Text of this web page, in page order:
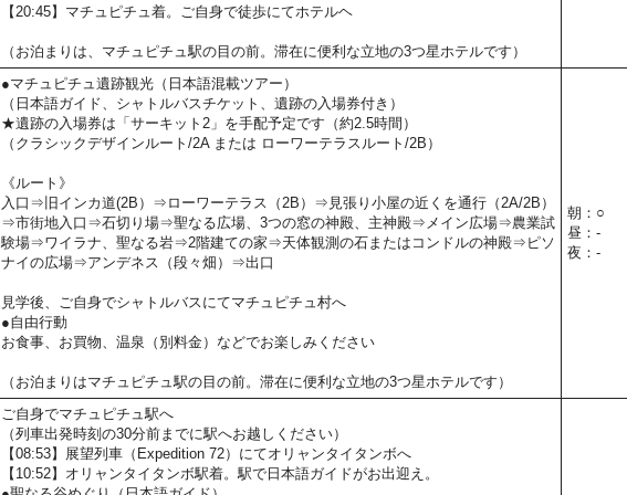
【20:45】マチュピチュ着。ご自身で徒歩にてホテルヘ
（お泊まりは、マチュピチュ駅の目の前。滞在に便利な立地の3つ星ホテルです）
●マチュピチュ遺跡観光（日本語混載ツアー）
（日本語ガイド、シャトルバスチケット、遺跡の入場券付き）
★遺跡の入場券は「サーキット2」を手配予定です（約2.5時間）
（クラシックデザインルート/2A または ローワーテラスルート/2B）
《ルート》
入口⇒旧インカ道(2B）⇒ローワーテラス（2B）⇒見張り小屋の近くを通行（2A/2B）
⇒市街地入口⇒石切り場⇒聖なる広場、3つの窓の神殿、主神殿⇒メイン広場⇒農業試
験場⇒ワイラナ、聖なる岩⇒2階建ての家⇒天体観測の石またはコンドルの神殿⇒ピソ
ナイの広場⇒アンデネス（段々畑）⇒出口
見学後、ご自身でシャトルバスにてマチュピチュ村へ
●自由行動
お食事、お買物、温泉（別料金）などでお楽しみください
（お泊まりはマチュピチュ駅の目の前。滞在に便利な立地の3つ星ホテルです）
朝：○
昼：-
夜：-
ご自身でマチュピチュ駅へ
（列車出発時刻の30分前までに駅へお越しください）
【08:53】展望列車（Expedition 72）にてオリャンタイタンボへ
【10:52】オリャンタイタンボ駅着。駅で日本語ガイドがお出迎え。